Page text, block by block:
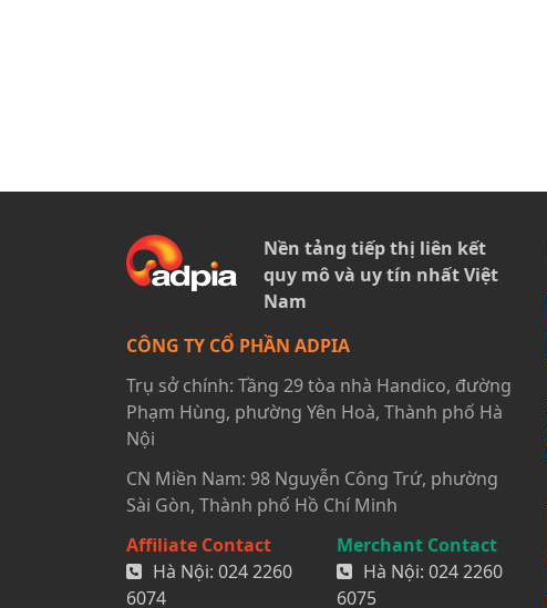
Nền tảng tiếp thị liên kết
quy mô và uy tín nhất Việt
Nam
CÔNG TY CỔ PHẦN ADPIA
Trụ sở chính: Tầng 29 tòa nhà Handico, đường
Phạm Hùng, phường Yên Hoà, Thành phố Hà
Nội
CN Miền Nam: 98 Nguyễn Công Trứ, phường
Sài Gòn, Thành phố Hồ Chí Minh
Affiliate Contact
Hà Nội: 024 2260
6074
Merchant Contact
Hà Nội: 024 2260
6075